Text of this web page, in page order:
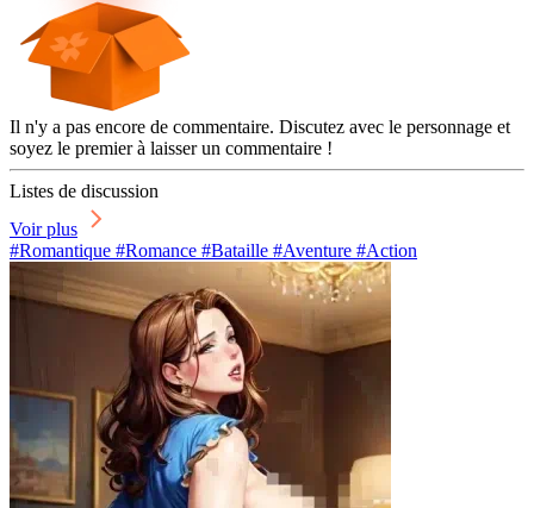
Il n'y a pas encore de commentaire. Discutez avec le personnage et
soyez le premier à laisser un commentaire !
Listes de discussion
Voir plus
#Romantique #Romance #Bataille #Aventure #Action